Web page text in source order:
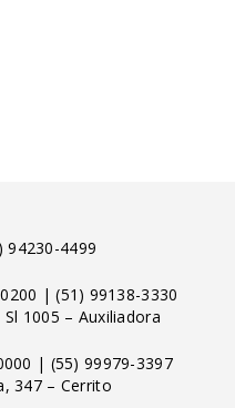
94230-4499
|(51) 99138-3330
1005 – Auxiliadora
| (55) 99979-3397
347 – Cerrito